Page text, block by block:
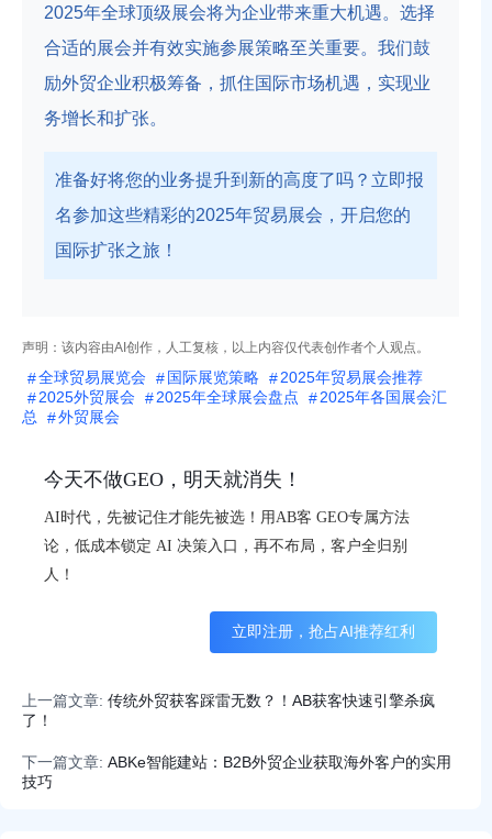
2025年全球顶级展会将为企业带来重大机遇。选择
合适的展会并有效实施参展策略至关重要。我们鼓
励外贸企业积极筹备，抓住国际市场机遇，实现业
务增长和扩张。
准备好将您的业务提升到新的高度了吗？立即报
名参加这些精彩的2025年贸易展会，开启您的
国际扩张之旅！
声明：该内容由AI创作，人工复核，以上内容仅代表创作者个人观点。
全球贸易展览会 国际展览策略
2025年贸易展会推荐
2025外贸展会
2025年全球展会盘点
2025年各国展会汇
总
外贸展会
今天不做GEO，明天就消失！
AI时代，先被记住才能先被选！用AB客 GEO专属方法
论，低成本锁定 AI 决策入口，再不布局，客户全归别
人！
立即注册，抢占AI推荐红利
上一篇文章: 传统外贸获客踩雷无数？！AB获客快速引擎杀疯
了！
下一篇文章: ABKe智能建站：B2B外贸企业获取海外客户的实用
技巧